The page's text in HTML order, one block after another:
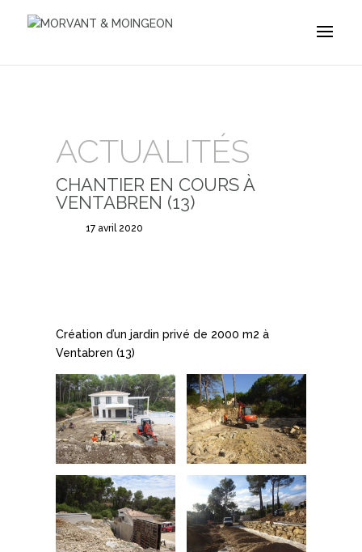
ACTUALITÉS
CHANTIER EN COURS À
VENTABREN (13)
17 avril 2020
Création d’un jardin privé de 2000 m2 à
Ventabren (13)